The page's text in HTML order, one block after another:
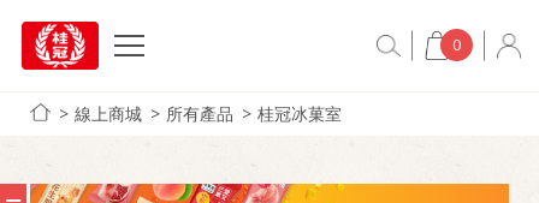
0
線上商城 所有產品 桂冠冰菓室